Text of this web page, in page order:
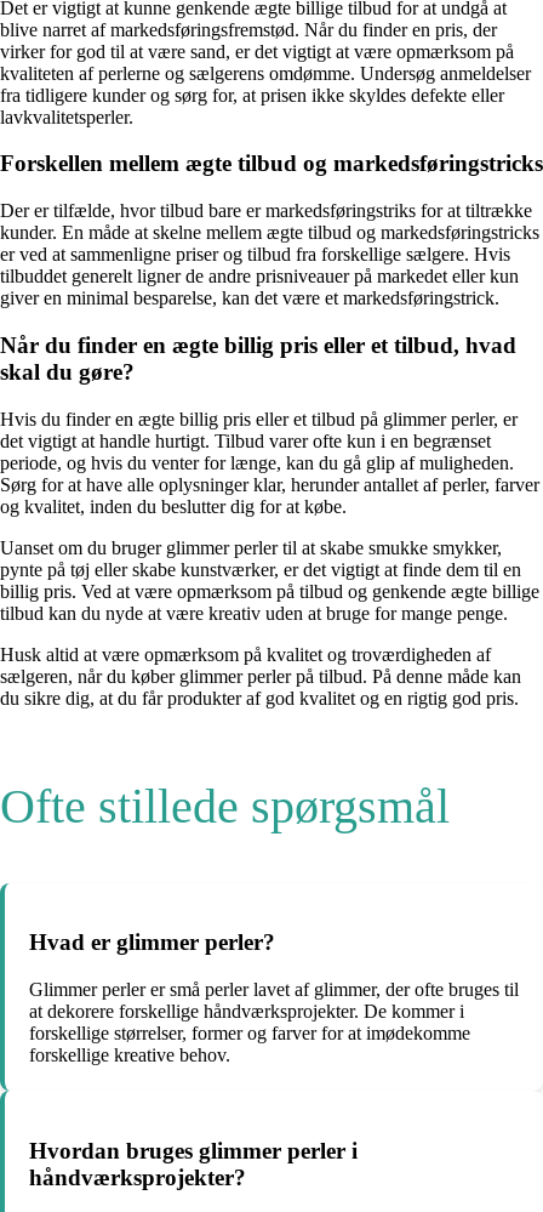
Det er vigtigt at kunne genkende ægte billige tilbud for at undgå at
blive narret af markedsføringsfremstød. Når du finder en pris, der
virker for god til at være sand, er det vigtigt at være opmærksom på
kvaliteten af ​​perlerne og sælgerens omdømme. Undersøg anmeldelser
fra tidligere kunder og sørg for, at prisen ikke skyldes defekte eller
lavkvalitetsperler.
Forskellen mellem ægte tilbud og markedsføringstricks
Der er tilfælde, hvor tilbud bare er markedsføringstriks for at tiltrække
kunder. En måde at skelne mellem ægte tilbud og markedsføringstricks
er ved at sammenligne priser og tilbud fra forskellige sælgere. Hvis
tilbuddet generelt ligner de andre prisniveauer på markedet eller kun
giver en minimal besparelse, kan det være et markedsføringstrick.
Når du finder en ægte billig pris eller et tilbud, hvad
skal du gøre?
Hvis du finder en ægte billig pris eller et tilbud på glimmer perler, er
det vigtigt at handle hurtigt. Tilbud varer ofte kun i en begrænset
periode, og hvis du venter for længe, kan du gå glip af muligheden.
Sørg for at have alle oplysninger klar, herunder antallet af perler, farver
og kvalitet, inden du beslutter dig for at købe.
Uanset om du bruger glimmer perler til at skabe smukke smykker,
pynte på tøj eller skabe kunstværker, er det vigtigt at finde dem til en
billig pris. Ved at være opmærksom på tilbud og genkende ægte billige
tilbud kan du nyde at være kreativ uden at bruge for mange penge.
Husk altid at være opmærksom på kvalitet og troværdigheden af ​​
sælgeren, når du køber glimmer perler på tilbud. På denne måde kan
du sikre dig, at du får produkter af god kvalitet og en rigtig god pris.
Ofte stillede spørgsmål
Hvad er glimmer perler?
Glimmer perler er små perler lavet af glimmer, der ofte bruges til
at dekorere forskellige håndværksprojekter. De kommer i
forskellige størrelser, former og farver for at imødekomme
forskellige kreative behov.
Hvordan bruges glimmer perler i
håndværksprojekter?